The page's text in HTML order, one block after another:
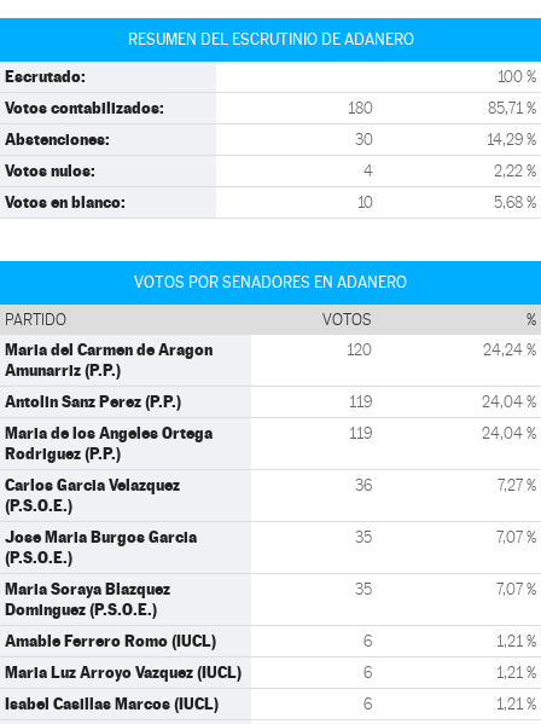
RESUMEN DEL ESCRUTINIO DE ADANERO
Escrutado: 100 %
Votos contabilizados: 180 85,71 %
Abstenciones: 30 14,29 %
Votos nulos: 4 2,22 %
Votos en blanco: 10 5,68 %
VOTOS POR SENADORES EN ADANERO
PARTIDO VOTOS %
Maria del Carmen de Aragon
Amunarriz (P.P.)
120 24,24 %
Antolin Sanz Perez (P.P.) 119 24,04 %
Maria de los Angeles Ortega
Rodriguez (P.P.)
119 24,04 %
Carlos Garcia Velazquez
(P.S.O.E.)
36 7,27 %
Jose Maria Burgos Garcia
(P.S.O.E.)
35 7,07 %
Maria Soraya Blazquez
Dominguez (P.S.O.E.)
35 7,07 %
Amable Ferrero Romo (IUCL) 6 1,21 %
Maria Luz Arroyo Vazquez (IUCL) 6 1,21 %
Isabel Casillas Marcos (IUCL) 6 1,21 %